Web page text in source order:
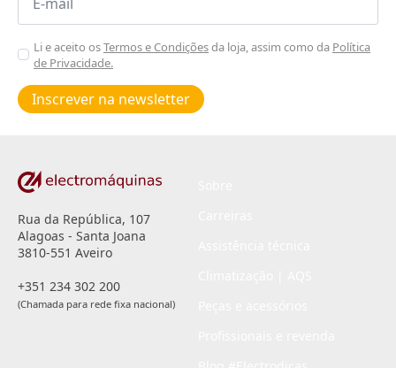
Aceitar
Poiticas
de
privacidade
Li e aceito osTermos e Condiçõesda loja, assim como da Política
de Privacidade.
Inscrever na newsletter
Rua da República, 107
Alagoas - Santa Joana
3810-551 Aveiro
+351 234 302 200
(Chamada para rede fixa nacional)